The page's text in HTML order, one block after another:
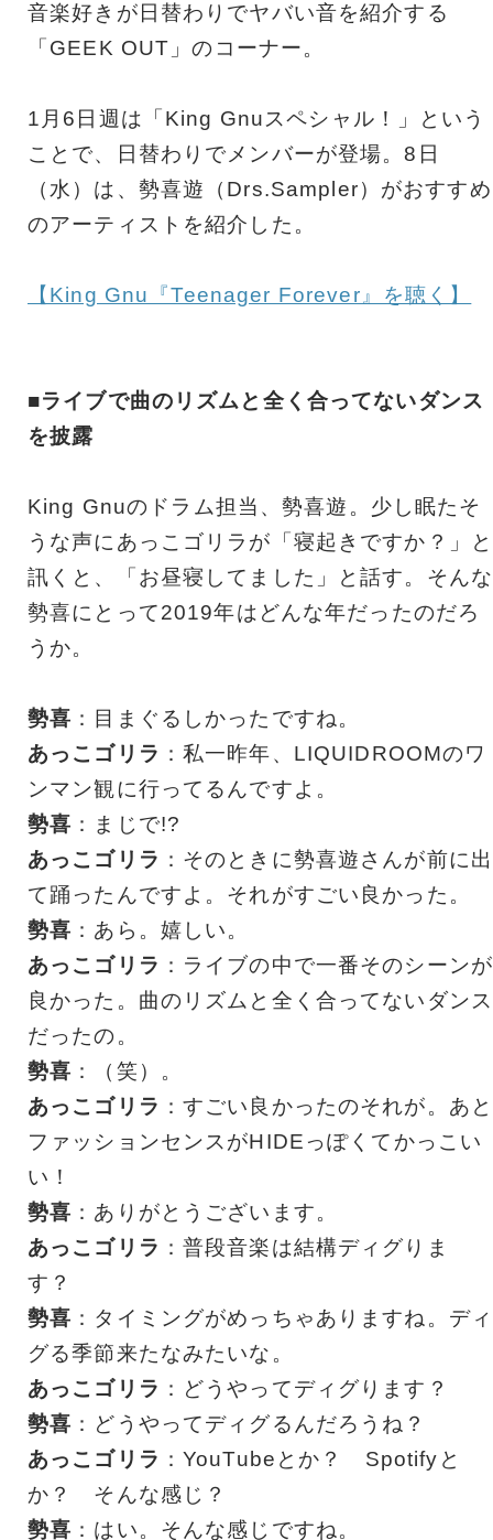
音楽好きが日替わりでヤバい音を紹介する
「GEEK OUT」のコーナー。
1月6日週は「King Gnuスペシャル！」という
ことで、日替わりでメンバーが登場。8日
（水）は、勢喜遊（Drs.Sampler）がおすすめ
のアーティストを紹介した。
【King Gnu『Teenager Forever』を聴く】
■ライブで曲のリズムと全く合ってないダンス
を披露
King Gnuのドラム担当、勢喜遊。少し眠たそ
うな声にあっこゴリラが「寝起きですか？」と
訊くと、「お昼寝してました」と話す。そんな
勢喜にとって2019年はどんな年だったのだろ
うか。
勢喜 ：目まぐるしかったですね。
あっこゴリラ ：私一昨年、LIQUIDROOMのワ
ンマン観に行ってるんですよ。
勢喜 ：まじで!?
あっこゴリラ ：そのときに勢喜遊さんが前に出
て踊ったんですよ。それがすごい良かった。
勢喜 ：あら。嬉しい。
あっこゴリラ ：ライブの中で一番そのシーンが
良かった。曲のリズムと全く合ってないダンス
だったの。
勢喜 ：（笑）。
あっこゴリラ ：すごい良かったのそれが。あと
ファッションセンスがHIDEっぽくてかっこい
い！
勢喜 ：ありがとうございます。
あっこゴリラ ：普段音楽は結構ディグりま
す？
勢喜 ：タイミングがめっちゃありますね。ディ
グる季節来たなみたいな。
あっこゴリラ ：どうやってディグります？
勢喜 ：どうやってディグるんだろうね？
あっこゴリラ ：YouTubeとか？ Spotifyと
か？ そんな感じ？
勢喜 ：はい。そんな感じですね。